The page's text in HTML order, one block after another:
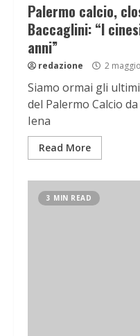
Palermo calcio,
Baccaglini: “I
anni”
redazione 2
Siamo ormai gli
del Palermo Calcio
Iena
Read More
3 MIN READ